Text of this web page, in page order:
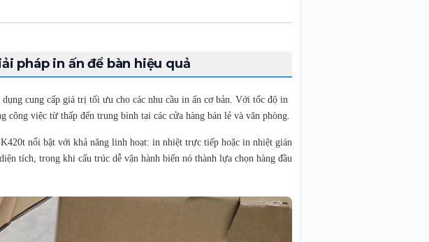
pháp in ấn để bàn hiệu quả
cung cấp giá trị tối ưu cho các nhu cầu in ấn cơ bản. Với tốc độ in
công việc từ thấp đến trung bình tại các cửa hàng bán lẻ và văn phòng.
nổi bật với khả năng linh hoạt: in nhiệt trực tiếp hoặc in nhiệt gián
tích, trong khi cấu trúc dễ vận hành biến nó thành lựa chọn hàng đầu